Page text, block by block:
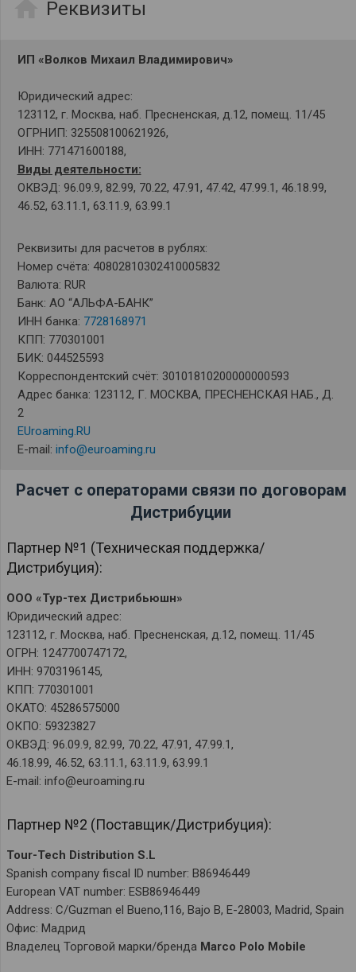
Реквизиты
ИП «Волков Михаил Владимирович»
Юридический адрес:
123112, г. Москва, наб. Пресненская, д.12, помещ. 11/45
ОГРНИП: 325508100621926,
ИНН: 771471600188,
Виды деятельности:
ОКВЭД: 96.09.9, 82.99, 70.22, 47.91, 47.42, 47.99.1, 46.18.99,
46.52, 63.11.1, 63.11.9, 63.99.1
Реквизиты для расчетов в рублях:
Номер счёта: 40802810302410005832
Валюта: RUR
Банк: АО “АЛЬФА-БАНК”
ИНН банка: 7728168971
КПП: 770301001
БИК: 044525593
Корреспондентский счёт: 30101810200000000593
Адрес банка: 123112, Г. МОСКВА, ПРЕСНЕНСКАЯ НАБ., Д.
2
EUroaming.RU
E-mail: info@euroaming.ru
Расчет с операторами связи по договорам
Дистрибуции
Партнер №1 (Техническая поддержка/
Дистрибуция):
ООО «Тур-тех Дистрибьюшн»
Юридический адрес:
123112, г. Москва, наб. Пресненская, д.12, помещ. 11/45
ОГРН: 1247700747172,
ИНН: 9703196145,
КПП: 770301001
ОКАТО: 45286575000
ОКПО: 59323827
ОКВЭД: 96.09.9, 82.99, 70.22, 47.91, 47.99.1,
46.18.99, 46.52, 63.11.1, 63.11.9, 63.99.1
E-mail: info@euroaming.ru
Партнер №2 (Поставщик/Дистрибуция):
Tour-Tech Distribution S.L
Spanish company fiscal ID number: B86946449
European VAT number: ESB86946449
Address: C/Guzman el Bueno,116, Bajo B, E-28003, Madrid, Spain
Офис: Мадрид
Владелец Торговой марки/бренда Marco Polo Mobile